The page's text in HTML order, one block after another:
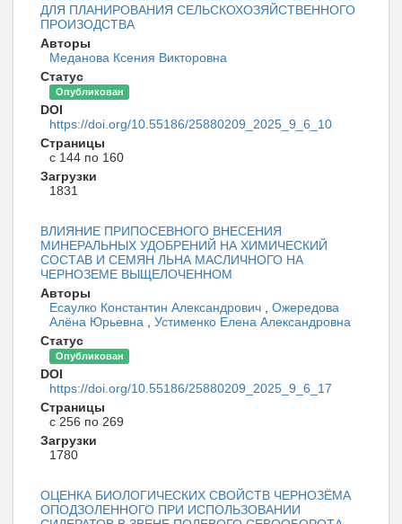
ДЛЯ ПЛАНИРОВАНИЯ СЕЛЬСКОХОЗЯЙСТВЕННОГО
ПРОИЗОДСТВА
Авторы
Меданова Ксения Викторовна
Статус
Опубликован
DOI
https://doi.org/10.55186/25880209_2025_9_6_10
Страницы
с 144 по 160
Загрузки
1831
ВЛИЯНИЕ ПРИПОСЕВНОГО ВНЕСЕНИЯ
МИНЕРАЛЬНЫХ УДОБРЕНИЙ НА ХИМИЧЕСКИЙ
СОСТАВ И СЕМЯН ЛЬНА МАСЛИЧНОГО НА
ЧЕРНОЗЕМЕ ВЫЩЕЛОЧЕННОМ
Авторы
Есаулко Константин Александрович
Ожередова
Алёна Юрьевна
Устименко Елена Александровна
Статус
Опубликован
DOI
https://doi.org/10.55186/25880209_2025_9_6_17
Страницы
с 256 по 269
Загрузки
1780
ОЦЕНКА БИОЛОГИЧЕСКИХ СВОЙСТВ ЧЕРНОЗЁМА
ОПОДЗОЛЕННОГО ПРИ ИСПОЛЬЗОВАНИИ